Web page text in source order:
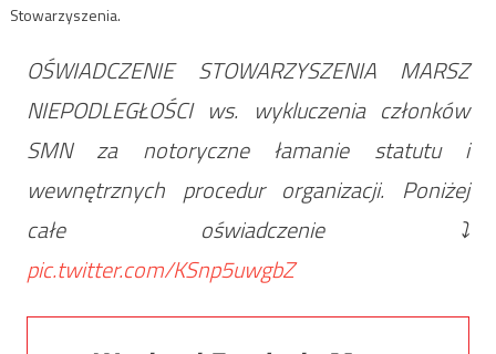
Stowarzyszenia.
OŚWIADCZENIE STOWARZYSZENIA MARSZ
NIEPODLEGŁOŚCI ws. wykluczenia członków
SMN za notoryczne łamanie statutu i
wewnętrznych procedur organizacji. Poniżej
całe oświadczenie ⤵️
pic.twitter.com/KSnp5uwgbZ